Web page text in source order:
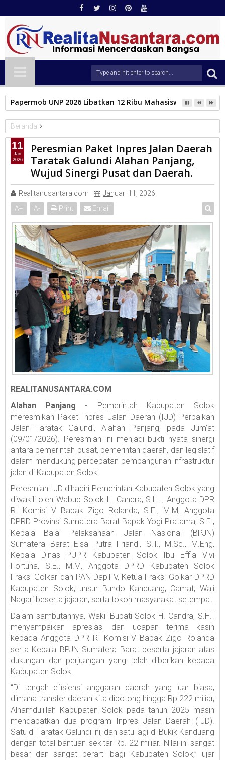
Papermob UNP 2026 Libatkan 12 Ribu Mahasiswa Baru,
Beranda
KAB.SOLOK
Peresmian Paket Inpres Jalan Daerah Taratak Galundi Alahan
Panjang, Wujud Sinergi Pusat dan Daerah.
Peresmian Paket Inpres Jalan Daerah
Taratak Galundi Alahan Panjang,
Wujud Sinergi Pusat dan Daerah.
Realitanusantara.com
Januari 11, 2026
A+ A- Print Email
REALITANUSANTARA.COM
Alahan Panjang - Pemerintah Kabupaten Solok
meresmikan Paket Inpres Jalan Daerah (IJD) Perbaikan
Jalan Taratak Galundi, Alahan Panjang, pada Jum’at
(09/01/2026). Peresmian ini menjadi bukti nyata sinergi
antara pemerintah pusat, pemerintah daerah, dan legislatif
dalam mendukung percepatan pembangunan infrastruktur
jalan di Kabupaten Solok.
Peresmian IJD dihadiri Pemerintah Kabupaten Solok yang
diwakili oleh Wabup Solok H. Candra, S.H.I, Anggota DPR
RI Komisi V Bapak Zigo Rolanda, S.E., M.M, Anggota
DPRD Provinsi Sumatera Barat Bapak Yogi Pratama, S.E.,
Kepala Balai Pelaksanaan Jalan Nasional (BPJN)
Sumatera Barat Elsa Putra Friandi, S.T., M.Sc., M.Eng,
Kepala Dinas PUPR Kabupaten Solok Ibu Effia Vivi
Fortuna, S.E., M.M, Anggota DPRD Kabupaten Solok
Fraksi Golkar dan PAN Dapil V, Ketua Fraksi Golkar DPRD
Kabupaten Solok, unsur Bundo Kanduang, Camat, Wali
Nagari beserta jajaran, serta tokoh masyarakat setempat.
Dalam sambutannya, Wakil Bupati Solok H. Candra, S.H.I
menyampaikan apresiasi dan ucapan terima kasih
kepada Anggota DPR RI Komisi V Bapak Zigo Rolanda
serta Kepala BPJN Sumatera Barat beserta jajaran atas
dukungan dan perjuangan yang telah diberikan kepada
Kabupaten Solok.
“Di tengah efisiensi anggaran daerah yang luar biasa,
dimana transfer daerah kita dipotong hingga Rp.222 miliar,
Alhamdulillah Kabupaten Solok pada tahun 2025 masih
mendapatkan dua program Inpres Jalan Daerah (IJD).
Satu di Taratak Galundi ini, dan satu lagi di Bukik Kanduang
dengan total bantuan sekitar Rp. 22 miliar. Nilai ini sangat
besar dan sangat berarti bagi Kabupaten Solok,” ujar
11
Jan
2026